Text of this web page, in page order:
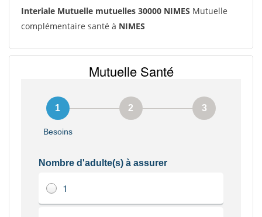
Interiale Mutuelle mutuelles 30000 NIMES Mutuelle
complémentaire santé à NIMES